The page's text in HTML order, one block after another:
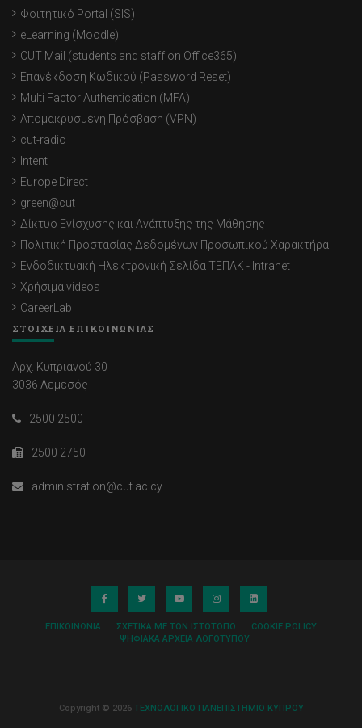
Φοιτητικό Portal (SIS)
eLearning (Moodle)
CUT Mail (students and staff on Office365)
Επανέκδοση Κωδικού (Password Reset)
Multi Factor Authentication (MFA)
Απομακρυσμένη Πρόσβαση (VPN)
cut-radio
Intent
Europe Direct
green@cut
Δίκτυο Ενίσχυσης και Ανάπτυξης της Μάθησης
Πολιτική Προστασίας Δεδομένων Προσωπικού Χαρακτήρα
Ενδοδικτυακή Ηλεκτρονική Σελίδα ΤΕΠΑΚ - Intranet
Χρήσιμα videos
CareerLab
ΣΤΟΙΧΕΙΑ ΕΠΙΚΟΙΝΩΝΙΑΣ
Αρχ. Κυπριανού 30
3036 Λεμεσός
2500 2500
2500 2750
administration@cut.ac.cy
ΕΠΙΚΟΙΝΩΝΊΑ ΣΧΕΤΙΚΆ ΜΕ ΤΟΝ ΙΣΤΌΤΟΠΟ
COOKIE POLICY
ΨΗΦΙΑΚΆ ΑΡΧΕΊΑ ΛΟΓΌΤΥΠΟΥ
Copyright © 2026 ΤΕΧΝΟΛΟΓΙΚΟ ΠΑΝΕΠΙΣΤΗΜΙΟ ΚΥΠΡΟΥ